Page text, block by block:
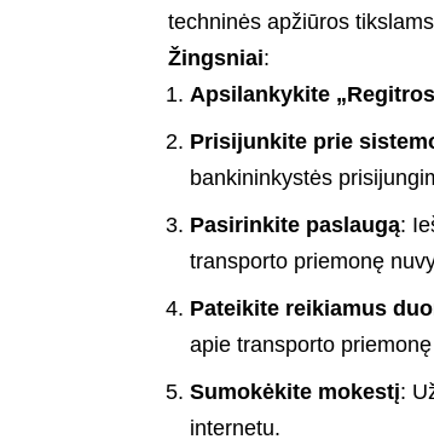
techninės apžiūros
Žingsniai:
Apsilankykite
Prisijunkite prie
bankininkystės
Pasirinkite paslaugą:
transporto priemonę
Pateikite reikiamus
apie transporto
Sumokėkite mokestį:
internetu.